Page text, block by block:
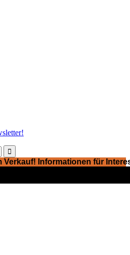

Verkauf! Informationen für